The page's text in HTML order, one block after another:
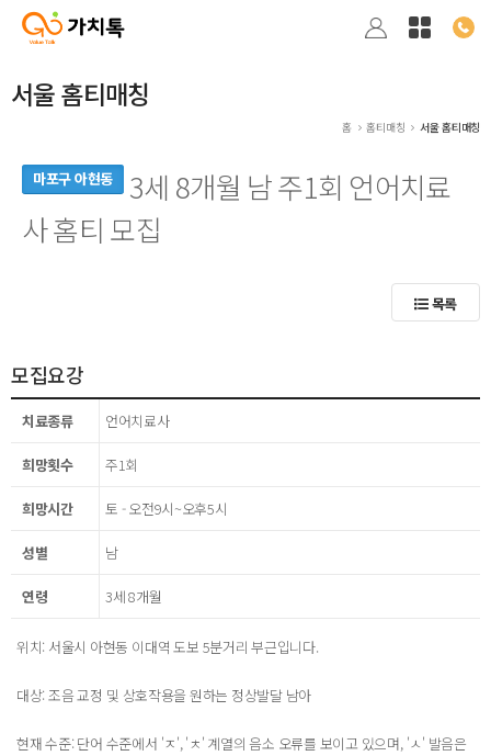
서울 홈티매칭
홈 홈티매칭 서울 홈티매칭
마포구 아현동
3세 8개월 남 주1회 언어치료
사 홈티 모집
목록
모집요강
치료종류 언어치료사
희망횟수 주1회
희망시간 토 - 오전9시~오후5시
성별 남
연령 3세 8개월
위치: 서울시 아현동 이대역 도보 5분거리 부근입니다.
대상: 조음 교정 및 상호작용을 원하는 정상발달 남아
현재 수준: 단어 수준에서 'ㅈ', 'ㅊ' 계열의 음소 오류를 보이고 있으며, 'ㅅ' 발음은